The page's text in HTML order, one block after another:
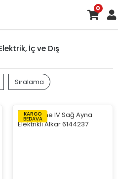
0
İç ve Dış
Sıralama
KARGO
BEDAVA